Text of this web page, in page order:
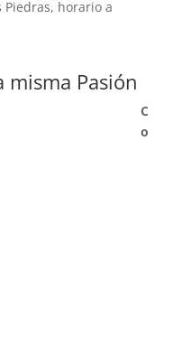
Piedras, horario a
misma Pasión
C
o